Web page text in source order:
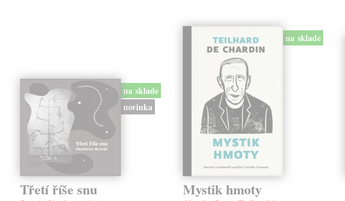
na sklade
novinka
Třetí říše snu
na sklade
Mystik hmoty